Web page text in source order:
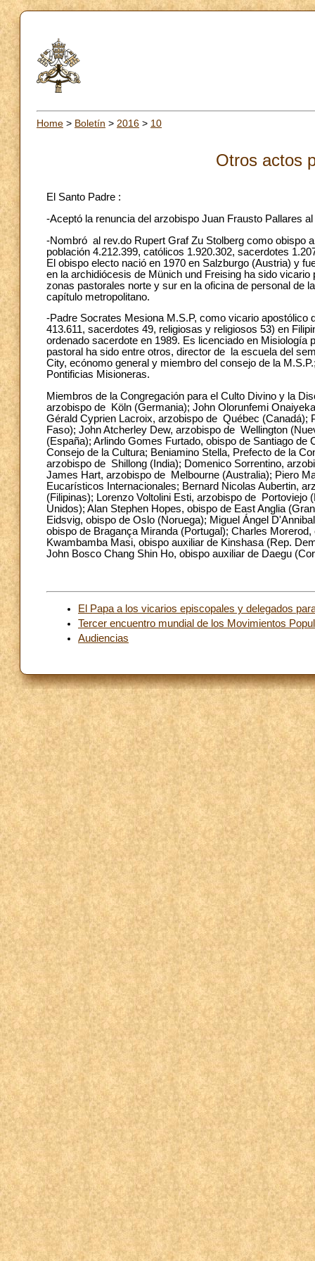
Home > Boletín > 2016 > 10
Otros actos
El Santo Padre :
-Aceptó la renuncia del arzobispo Juan Frausto Pallares
-Nombró al rev.do Rupert Graf Zu Stolberg como obispo
población 4.212.399, católicos 1.920.302, sacerdotes
El obispo electo nació en 1970 en Salzburgo (Austria) y
en la archidiócesis de Münich und Freising ha sido
zonas pastorales norte y sur en la oficina de personal de
capítulo metropolitano.
-Padre Socrates Mesiona M.S.P, como vicario apostólico
413.611, sacerdotes 49, religiosas y religiosos 53) en
ordenado sacerdote en 1989. Es licenciado en
pastoral ha sido entre otros, director de la escuela del
City, ecónomo general y miembro del consejo de la
Pontificias Misioneras.
Miembros de la Congregación para el Culto Divino y la
arzobispo de Köln (Germania); John Olorunfemi
Gérald Cyprien Lacroix, arzobispo de Québec (Canadá);
Faso); John Atcherley Dew, arzobispo de Wellington
(España); Arlindo Gomes Furtado, obispo de Santiago
Consejo de la Cultura; Beniamino Stella, Prefecto de la
arzobispo de Shillong (India); Domenico Sorrentino,
James Hart, arzobispo de Melbourne (Australia); Piero
Eucarísticos Internacionales; Bernard Nicolas Aubertin,
(Filipinas); Lorenzo Voltolini Esti, arzobispo de
Unidos); Alan Stephen Hopes, obispo de East Anglia
Eidsvig, obispo de Oslo (Noruega); Miguel Ángel
obispo de Bragança Miranda (Portugal); Charles
Kwambamba Masi, obispo auxiliar de Kinshasa (Rep.
John Bosco Chang Shin Ho, obispo auxiliar de Daegu
El Papa a los vicarios episcopales y delegados
Tercer encuentro mundial de los Movimientos
Audiencias